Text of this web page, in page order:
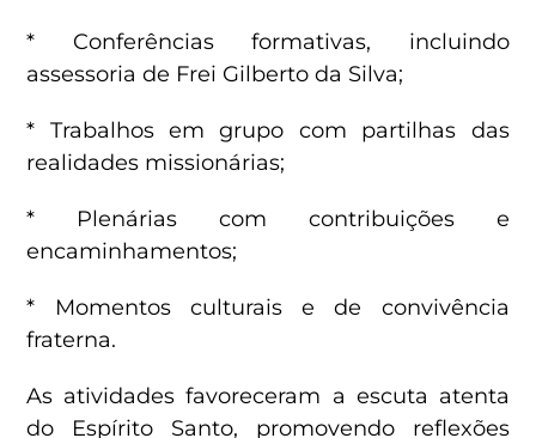
* Conferências formativas, incluindo
assessoria de Frei Gilberto da Silva;
* Trabalhos em grupo com partilhas das
realidades missionárias;
* Plenárias com contribuições e
encaminhamentos;
* Momentos culturais e de convivência
fraterna.
As atividades favoreceram a escuta atenta
do Espírito Santo, promovendo reflexões